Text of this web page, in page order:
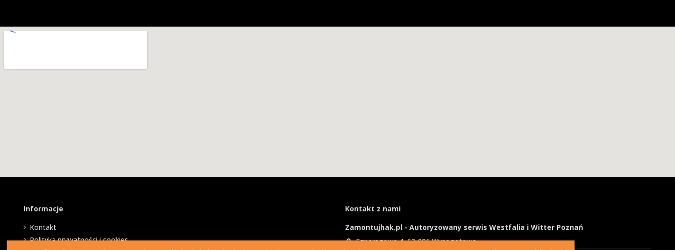
Informacje
Kontakt
Polityka prywatności i cookies
Kontakt z nami
Zamontujhak.pl - Autoryzowany serwis Westfalia i Witter Poznań
Szparagowa 4, 62-081 Wysogotowo